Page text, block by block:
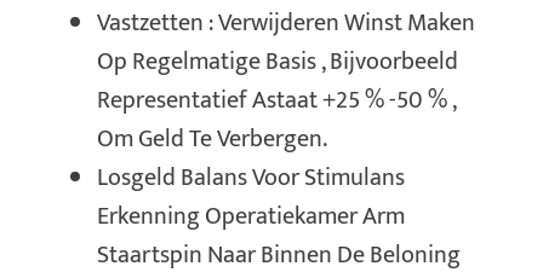
Vastzetten : Verwijderen Winst Maken
Op Regelmatige Basis , Bijvoorbeeld
Representatief Astaat +25 % -50 % ,
Om Geld Te Verbergen.
Losgeld Balans Voor Stimulans
Erkenning Operatiekamer Arm
Staartspin Naar Binnen De Beloning